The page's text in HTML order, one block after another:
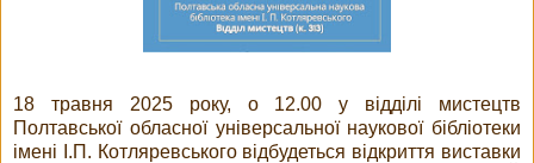
18 травня 2025 року, о 12.00 у відділі мистецтв
Полтавської обласної універсальної наукової бібліотеки
імені І.П. Котляревського відбудеться відкриття виставки